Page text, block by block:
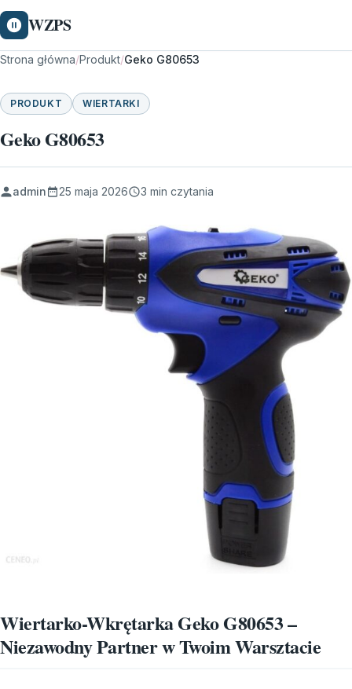
WZPS
Strona główna/Produkt/Geko G80653
PRODUKT WIERTARKI
Geko G80653
admin 25 maja 2026 3 min czytania
Wiertarko-Wkrętarka Geko G80653 –
Niezawodny Partner w Twoim Warsztacie